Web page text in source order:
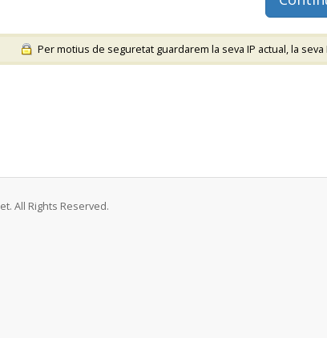
Per motius de seguretat guardarem la seva IP actual, la seva
All Rights Reserved.